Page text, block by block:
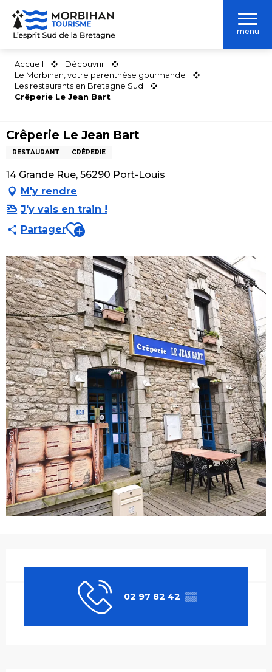
Aller
contenu
menu
Accueil
Découvrir
Le Morbihan, votre parenthèse gourmande
Les restaurants en Bretagne Sud
Crêperie Le Jean Bart
Crêperie Le Jean Bart
RESTAURANT CRÊPERIE
14 Grande Rue, 56290 Port-Louis
M'y rendre
J'y vais en train !
PartagerAjouter aux favoris
02 97 82 42 ▒▒